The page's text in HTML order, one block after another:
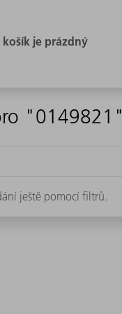
"0149821"
ještě pomocí filtrů.